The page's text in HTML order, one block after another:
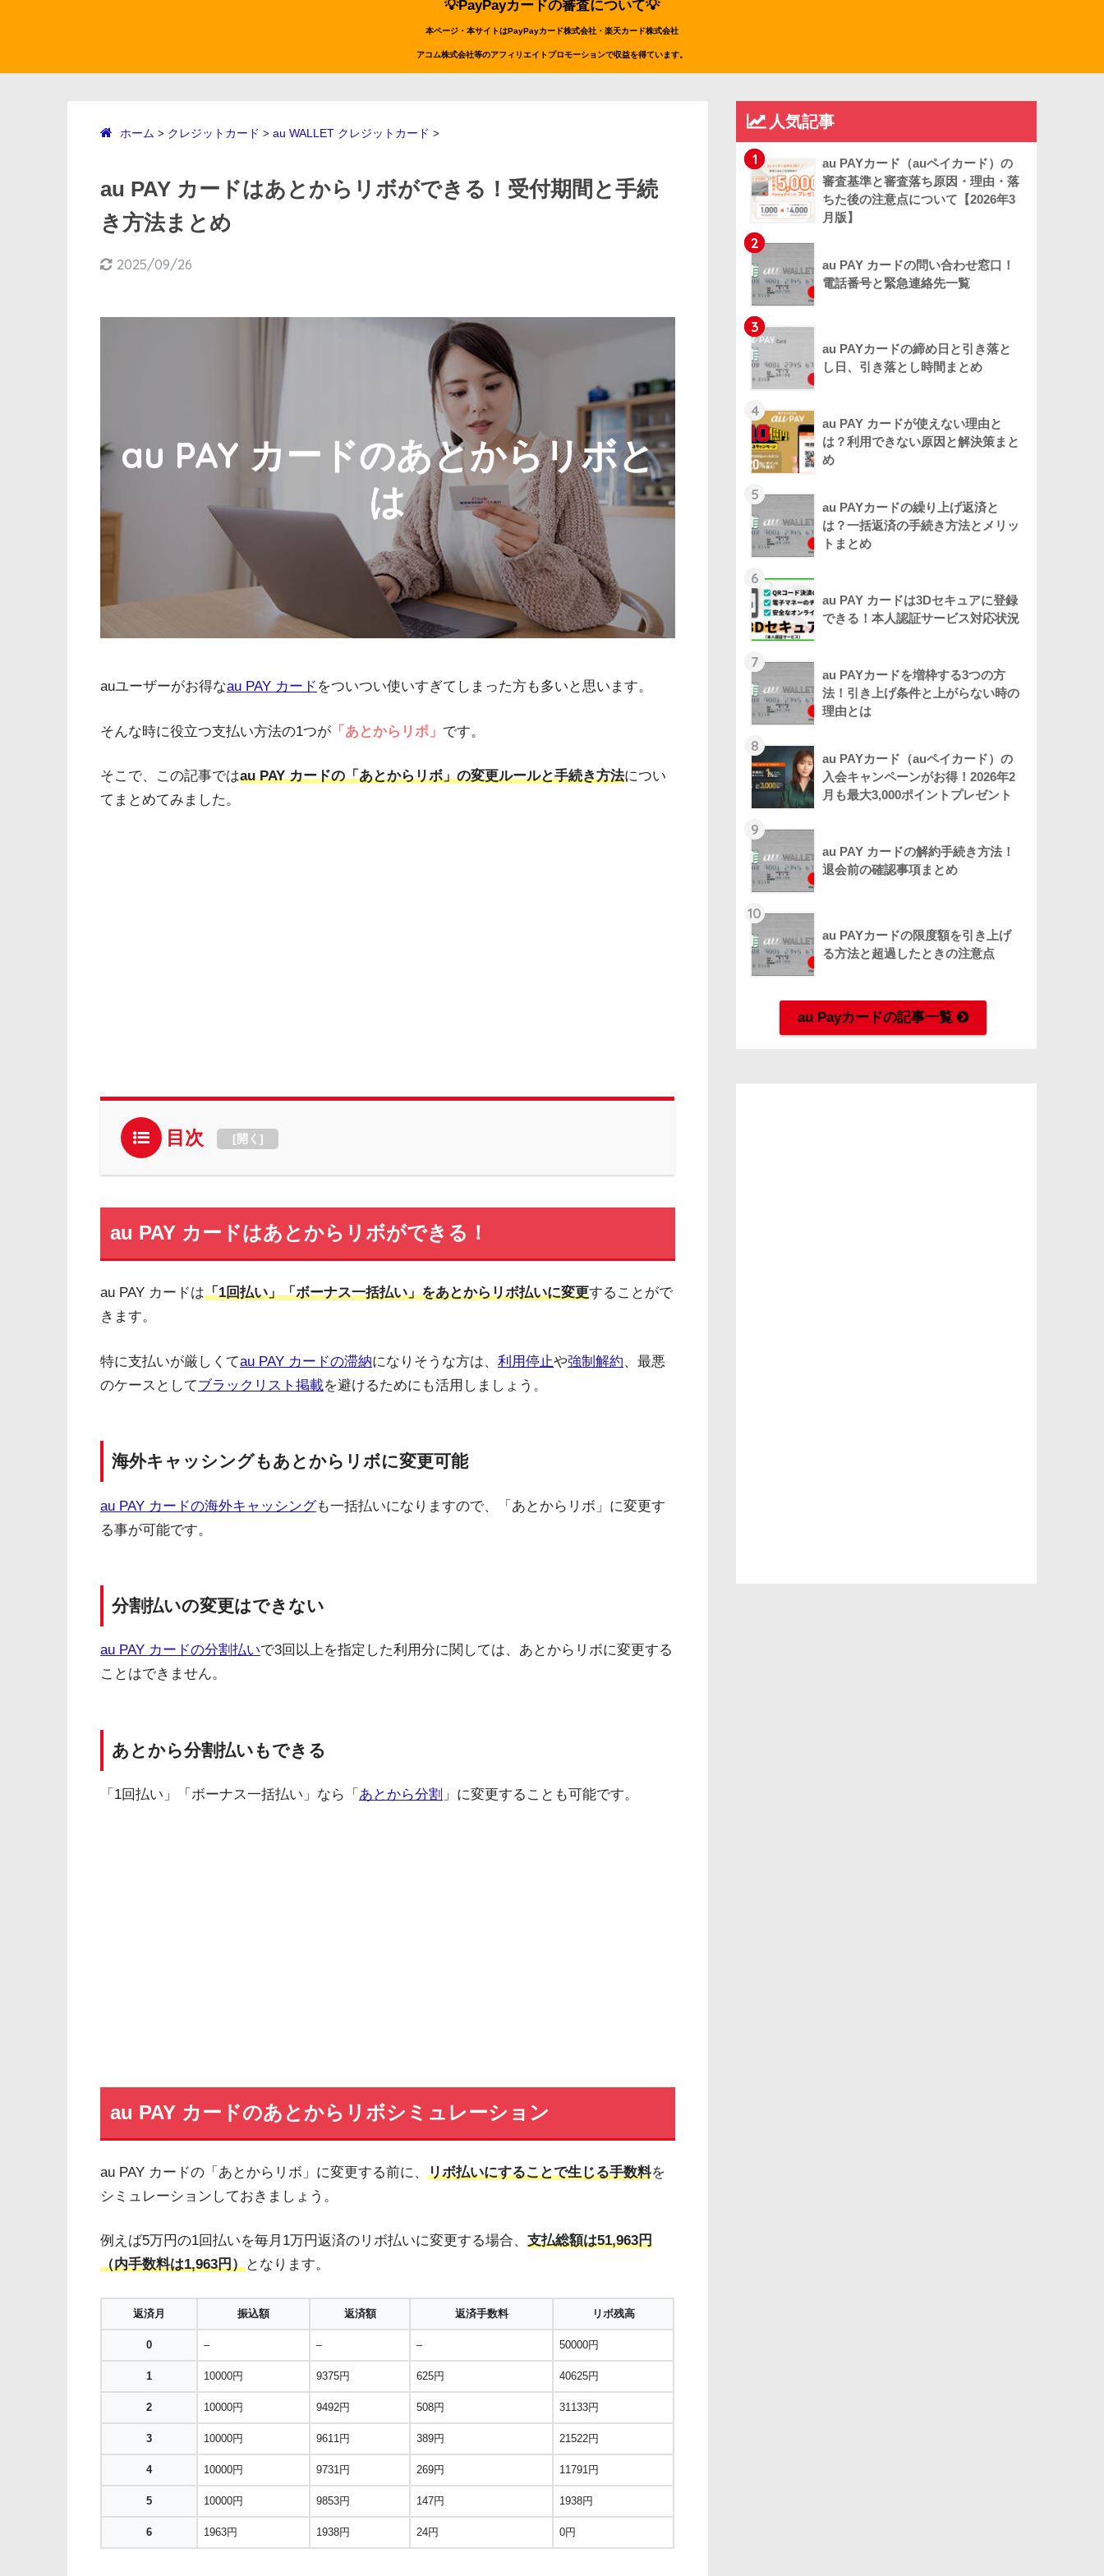
💡PayPayカードの審査について💡
本ページ・本サイトはPayPayカード株式会社・楽天カード株式会社
アコム株式会社等のアフィリエイトプロモーションで収益を得ています。
ホーム > クレジットカード > au WALLET クレジットカード >
au PAY カードはあとからリボができる！受付期間と手続
き方法まとめ
2025/09/26
au PAY カードのあとからリボと
は
auユーザーがお得なau PAY カード をついつい使いすぎてしまった方も多いと思います。
そんな時に役立つ支払い方法の1つが 「あとからリボ」 です。
そこで、この記事ではau PAY カードの「あとからリボ」の変更ルールと手続き方法につい
てまとめてみました。
目次 [開く ]
au PAY カードはあとからリボができる！
au PAY カードは「1回払い」「ボーナス一括払い」をあとからリボ払いに変更することがで
きます。
特に支払いが厳しくてau PAY カードの滞納になりそうな方は、 利用停止や強制解約、最悪
のケースとしてブラックリスト掲載を避けるためにも活用しましょう。
海外キャッシングもあとからリボに変更可能
au PAY カードの海外キャッシングも一括払いになりますので、「あとからリボ」に変更す
る事が可能です。
分割払いの変更はできない
au PAY カードの分割払いで3回以上を指定した利用分に関しては、あとからリボに変更する
ことはできません。
あとから分割払いもできる
「1回払い」「ボーナス一括払い」なら「 あとから分割 」に変更することも可能です。
au PAY カードのあとからリボシミュレーション
au PAY カードの「あとからリボ」に変更する前に、 リボ払いにすることで生じる手数料を
シミュレーションしておきましょう。
例えば5万円の1回払いを毎月1万円返済のリボ払いに変更する場合、 支払総額は51,963円
（内手数料は1,963円）となります。
返済月 振込額 返済額 返済手数料 リボ残高
0 – – – 50000円
1 10000円 9375円 625円 40625円
2 10000円 9492円 508円 31133円
3 10000円 9611円 389円 21522円
4 10000円 9731円 269円 11791円
5 10000円 9853円 147円 1938円
6 1963円 1938円 24円 0円
人気記事
1
au PAYカード（auペイカード）の
審査基準と審査落ち原因・理由・落
ちた後の注意点について【2026年3
月版】
2
au PAY カードの問い合わせ窓口！
電話番号と緊急連絡先一覧
3
au PAYカードの締め日と引き落と
し日、引き落とし時間まとめ
4
au PAY カードが使えない理由と
は？利用できない原因と解決策まと
め
5
au PAYカードの繰り上げ返済と
は？一括返済の手続き方法とメリッ
トまとめ
6
au PAY カードは3Dセキュアに登録
できる！本人認証サービス対応状況
7
au PAYカードを増枠する3つの方
法！引き上げ条件と上がらない時の
理由とは
8
au PAYカード（auペイカード）の
入会キャンペーンがお得！2026年2
月も最大3,000ポイントプレゼント
9
au PAY カードの解約手続き方法！
退会前の確認事項まとめ
10
au PAYカードの限度額を引き上げ
る方法と超過したときの注意点
au Payカードの記事一覧